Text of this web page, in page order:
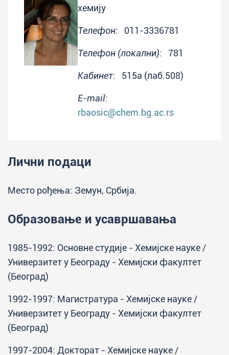
хемију
Телефон: 011-3336781
Телефон (локални): 781
Кабинет: 515a (лаб.508)
E-mail:
rbaosic@chem.bg.ac.rs
Лични подаци
Место рођења: Земун, Србија.
Образовање и усавршавања
1985-1992: Основне студије - Хемијске науке /
Универзитет у Београду - Хемијски факултет
(Београд)
1992-1997: Магистратура - Хемијске науке /
Универзитет у Београду - Хемијски факултет
(Београд)
1997-2004: Докторат - Хемијске науке /